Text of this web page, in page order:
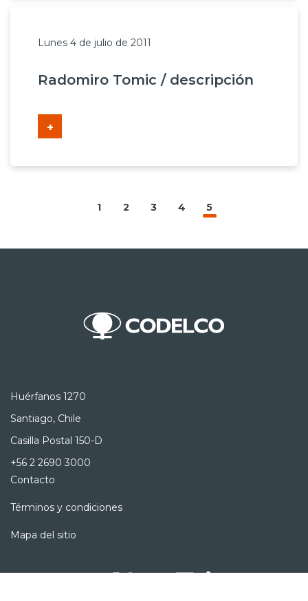
Lunes 4 de julio de 2011
Radomiro Tomic / descripción
+
1 2 3 4 5
Huérfanos 1270
Santiago, Chile
Casilla Postal 150-D
+56 2 2690 3000
Contacto
Términos y condiciones
Mapa del sitio